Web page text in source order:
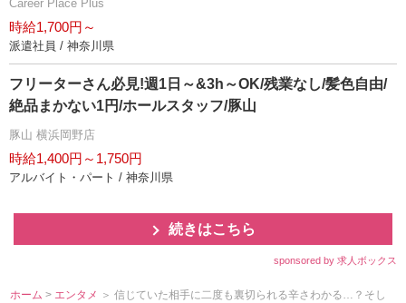
Career Place Plus
時給1,700円～
派遣社員 / 神奈川県
フリーターさん必見!週1日～&3h～OK/残業なし/髪色自由/
絶品まかない1円/ホールスタッフ/豚山
豚山 横浜岡野店
時給1,400円～1,750円
アルバイト・パート / 神奈川県
続きはこちら
sponsored by 求人ボックス
ホーム > エンタメ ＞ 信じていた相手に二度も裏切られる辛さわかる…？そし